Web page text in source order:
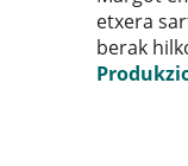
etxera
berak